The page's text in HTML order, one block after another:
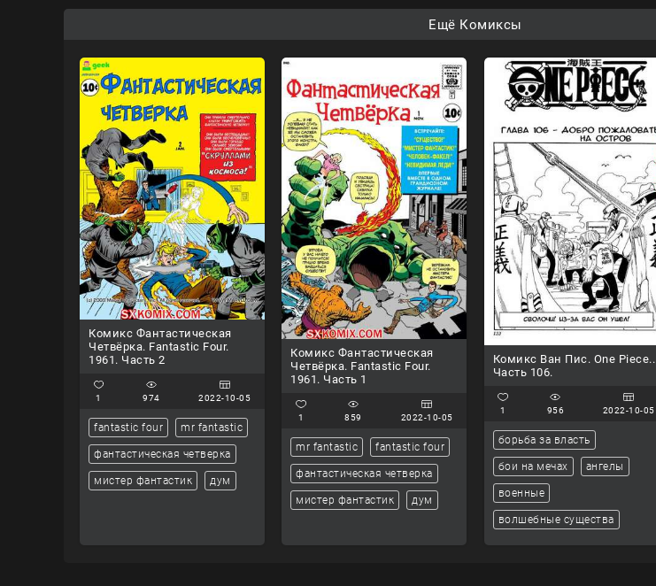
Ещё Комиксы
Комикс Фантастическая
Четвёрка. Fantastic Four.
1961. Часть 2
1 974 2022-10-05
fantastic four mr fantastic
фантастическая четверка
мистер фантастик дум
Комикс Фантастическая
Четвёрка. Fantastic Four.
1961. Часть 1
1 859 2022-10-05
mr fantastic fantastic four
фантастическая четверка
мистер фантастик дум
Комикс Ван Пис. One Piece..
Часть 106.
1 956 2022-10-05
борьба за власть
бои на мечах ангелы
военные
волшебные существа